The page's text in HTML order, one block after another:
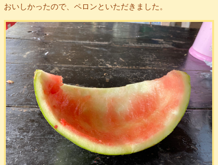
おいしかったので、ペロンといただきました。